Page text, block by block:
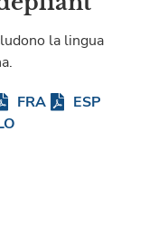
la lingua
FRA
ESP